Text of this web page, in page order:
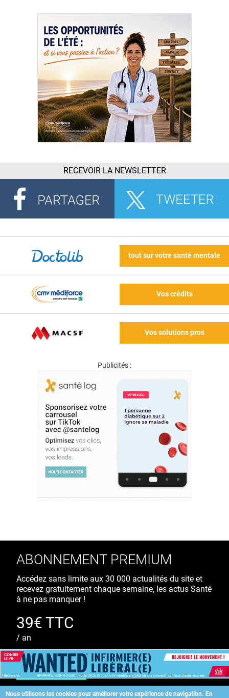
RECEVOIR LA NEWSLETTER
tout sur votre santé mentale
Vos crédits
Vos solutions pros
Publicités :
Nous utilisons les cookies pour améliorer votre expérience de navigation. En
ABONNEMENT PREMIUM
Accédez sans limite aux 30 000 actualités du site et
recevez gratuitement chaque semaine, les actus Santé
à ne pas manquer !
39€ TTC
/ an
S'ABONNER